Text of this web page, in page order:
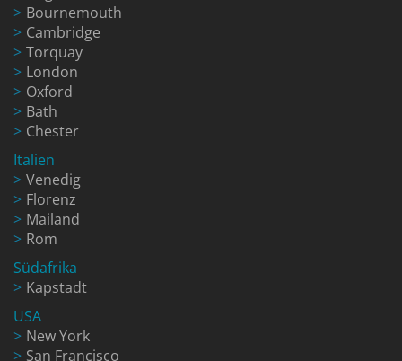
Bournemouth
Cambridge
Torquay
London
Oxford
Bath
Chester
Italien
Venedig
Florenz
Mailand
Rom
Südafrika
Kapstadt
USA
New York
San Francisco